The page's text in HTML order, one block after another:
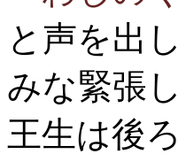
と声を出
みな緊張
王生は後